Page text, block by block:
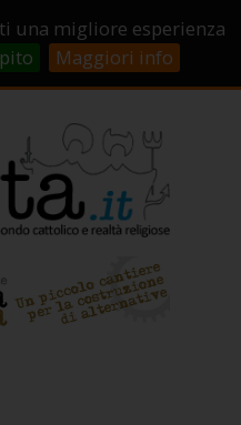
una migliore esperienza
Maggiori info
Campagne di crowdfunding
Chi Siamo